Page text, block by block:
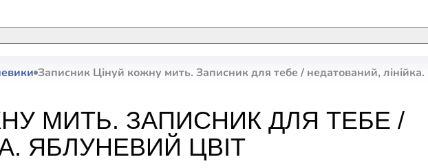
консультування
ЕЛЕКТРОННІ КНИГИ
КНИГА В КОМПЛЕКТІ
Записник Цінуй кожну мить. Записник для тебе / недатований,
МИТЬ. ЗАПИСНИК ДЛЯ ТЕБЕ /
ЯБЛУНЕВИЙ ЦВІТ